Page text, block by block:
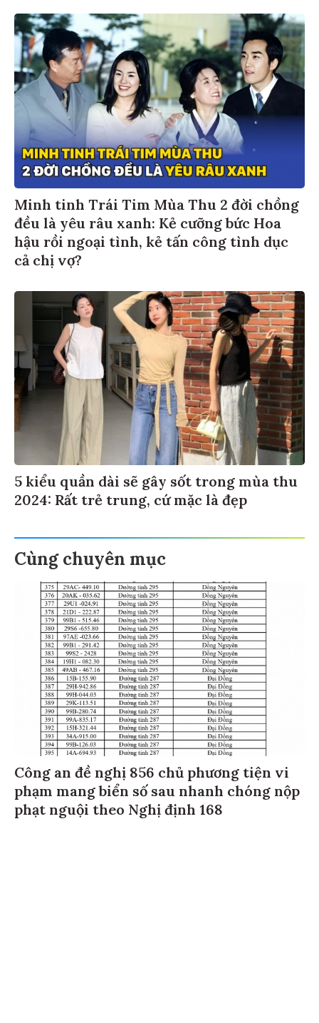
Minh tinh Trái Tim Mùa Thu 2 đời chồng
đều là yêu râu xanh: Kẻ cưỡng bức Hoa
hậu rồi ngoại tình, kẻ tấn công tình dục
cả chị vợ?
5 kiểu quần dài sẽ gây sốt trong mùa thu
2024: Rất trẻ trung, cứ mặc là đẹp
Cùng chuyên mục
Công an đề nghị 856 chủ phương tiện vi
phạm mang biển số sau nhanh chóng nộp
phạt nguội theo Nghị định 168